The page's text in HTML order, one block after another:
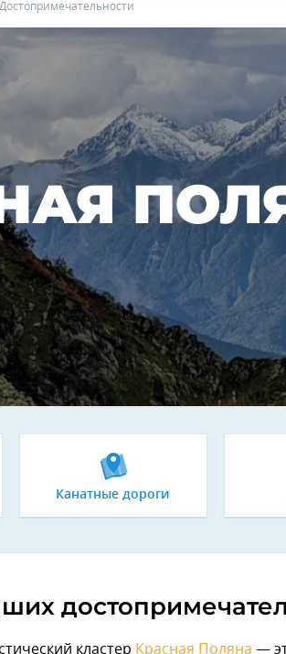
Достопримечательности
Канатные дороги
кластер Красная Поляна —